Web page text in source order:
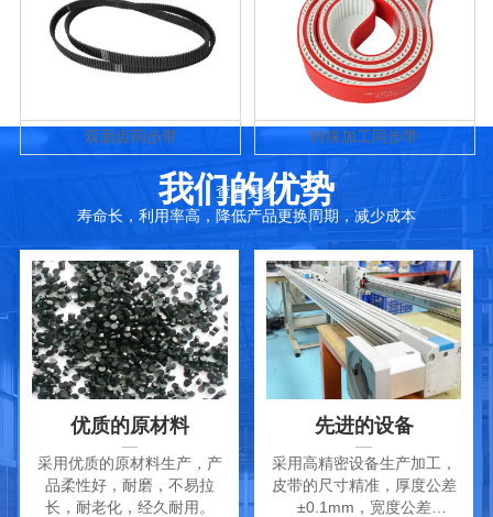
双面齿同步带 特殊加工同步带
查看更多
我们的优势
寿命长，利用率高，降低产品更换周期，减少成本
优质的原材料
采用优质的原材料生产，产
品柔性好，耐磨，不易拉
长，耐老化，经久耐用。
先进的设备
采用高精密设备生产加工，
皮带的尺寸精准，厚度公差
±0.1mm，宽度公差